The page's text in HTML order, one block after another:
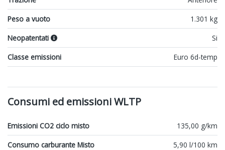
Peso a vuoto
1.301 kg
Neopatentati
Si
Classe emissioni
Euro 6d-temp
Consumi ed emissioni WLTP
Emissioni CO2 ciclo misto
135,00 g/km
Consumo carburante Misto
5,90 l/100 km